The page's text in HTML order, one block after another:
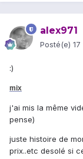
alex971
Posté(e)
:)
mix
j'ai mis la même
pense)
juste histoire de
prix..etc desolé si